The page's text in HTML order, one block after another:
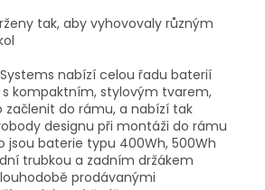
tak, aby vyhovovaly různým
nabízí celou řadu baterií
s kompaktním, stylovým tvarem,
začlenit do rámu, a nabízí tak
designu při montáži do rámu
jsou baterie typu 400Wh, 500Wh
trubkou a zadním držákem
prodávanými